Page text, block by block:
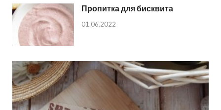
Пропитка для бисквита
01.06.2022